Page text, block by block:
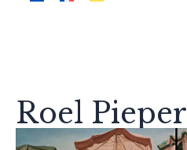
Roel Pieper